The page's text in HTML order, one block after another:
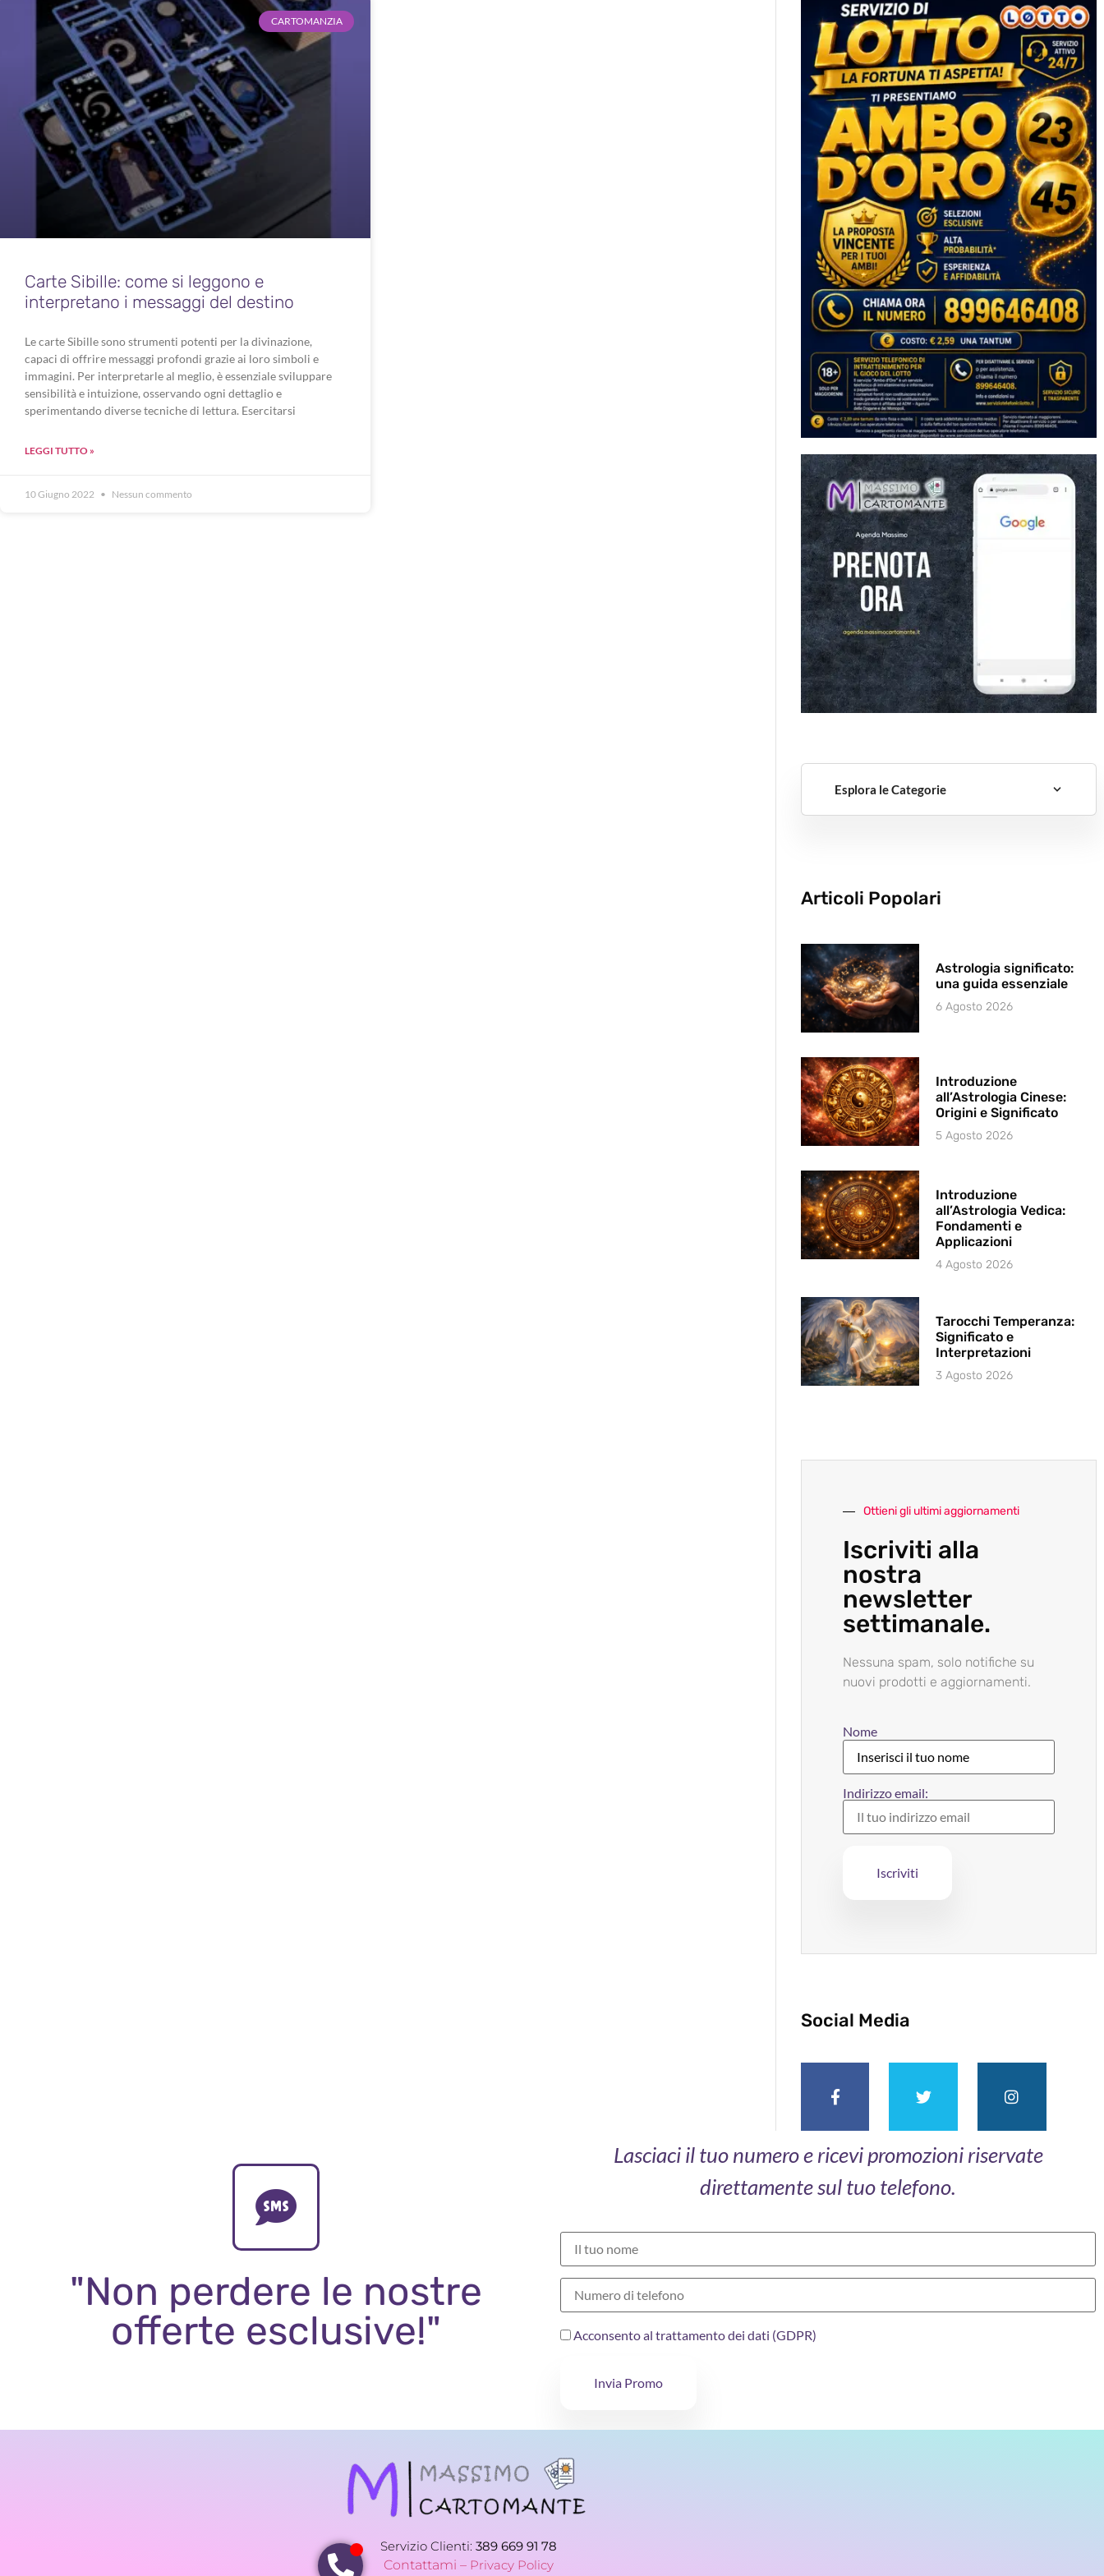
CARTOMANZIA
Carte Sibille: come si leggono e
interpretano i messaggi del destino
Le carte Sibille sono strumenti potenti per la divinazione,
capaci di offrire messaggi profondi grazie ai loro simboli e
immagini. Per interpretarle al meglio, è essenziale sviluppare
sensibilità e intuizione, osservando ogni dettaglio e
sperimentando diverse tecniche di lettura. Esercitarsi
LEGGI TUTTO »
10 Giugno 2022 Nessun commento
Esplora le Categorie
Articoli Popolari
Astrologia significato:
una guida essenziale
6 Agosto 2026
Introduzione
all’Astrologia Cinese:
Origini e Significato
5 Agosto 2026
Introduzione
all’Astrologia Vedica:
Fondamenti e
Applicazioni
4 Agosto 2026
Tarocchi Temperanza:
Significato e
Interpretazioni
3 Agosto 2026
Ottieni gli ultimi aggiornamenti
Iscriviti alla
nostra
newsletter
settimanale.
Nessuna spam, solo notifiche su
nuovi prodotti e aggiornamenti.
Nome
Indirizzo email:
Social Media
"Non perdere le nostre
offerte esclusive!"
Lasciaci il tuo numero e ricevi promozioni riservate
direttamente sul tuo telefono.
Acconsento al trattamento dei dati (GDPR)
Invia Promo
Servizio Clienti: 389 669 91 78
Contattami – Privacy Policy